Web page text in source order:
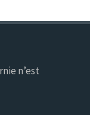
n’est